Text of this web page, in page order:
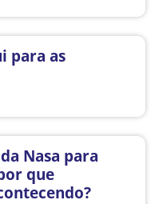
para as
Nasa para
que